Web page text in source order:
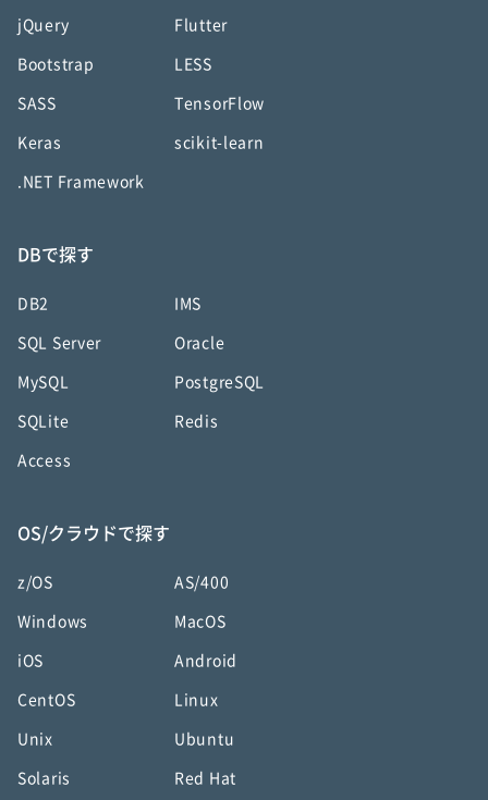
jQuery Flutter
Bootstrap LESS
SASS TensorFlow
Keras scikit-learn
.NET Framework
DBで探す
DB2 IMS
SQL Server Oracle
MySQL PostgreSQL
SQLite Redis
Access
OS/クラウドで探す
z/OS AS/400
Windows MacOS
iOS Android
CentOS Linux
Unix Ubuntu
Solaris Red Hat